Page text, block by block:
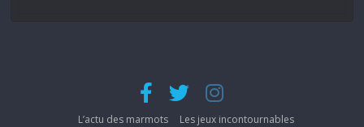
L’actu des marmots Les jeux incontournables